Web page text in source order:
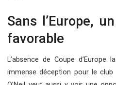
Sans l’Europe,
favorable
L’absence de Coupe d’Europe
immense déception pour le